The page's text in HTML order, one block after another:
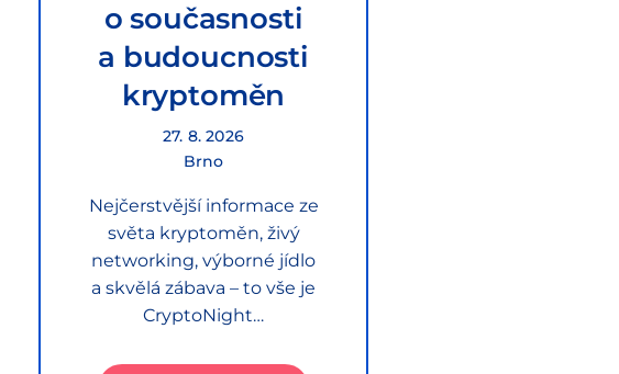
o současnosti
a budoucnosti
kryptoměn
27. 8. 2026
Brno
Nejčerstvější informace ze
světa kryptoměn, živý
networking, výborné jídlo
a skvělá zábava – to vše je
CryptoNight…